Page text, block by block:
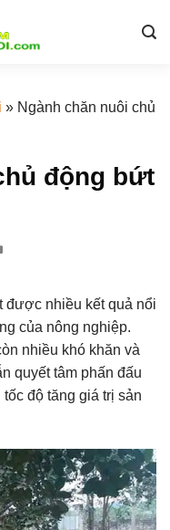
» Ngành chăn nuôi chủ
động bứt
được nhiều kết quả nổi
của nông nghiệp.
nhiều khó khăn và
quyết tâm phấn đấu
độ tăng giá trị sản